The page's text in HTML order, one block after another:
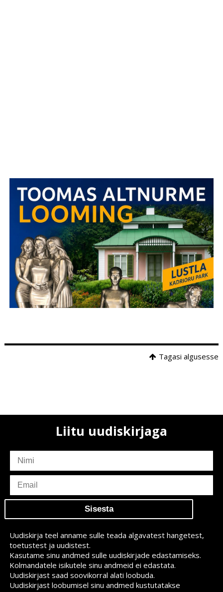
Tagasi algusesse
Liitu uudiskirjaga
subscriber
name
subscriber
email
Uudiskirja teel anname sulle teada algavatest hangetest,
toetustest ja uudistest.
Kasutame sinu andmed sulle uudiskirjade edastamiseks.
Kolmandatele isikutele sinu andmeid ei edastata.
Uudiskirjast saad soovikorral alati loobuda.
Uudiskirjast loobumisel sinu andmed kustutatakse